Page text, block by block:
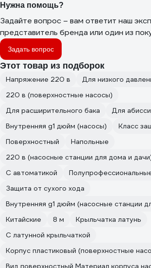
Нужна помощь?
Задайте вопрос – вам ответит наш
представитель бренда или один из
Задать вопрос
Этот товар из подборок
Напряжение 220 в
Для низкого
220 в (поверхностные насосы)
Для расширительного бака
Для
Внутренняя g1 дюйм (насосы)
Класс
Поверхностный
Напольные
220 в (насосные станции для дома и
С автоматикой
Защита от сухого хода
Внутренняя g1 дюйм (насосные станции
Китайские
8 м
Крыльчатка латунь
С латунной крыльчаткой
Корпус пластиковый (поверхностные
Вид поверхностный Материал корпуса